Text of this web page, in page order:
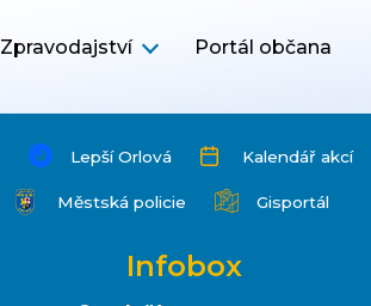
Zpravodajství Portál občana
Lepší Orlová Kalendář akcí
Městská policie Gisportál
Infobox